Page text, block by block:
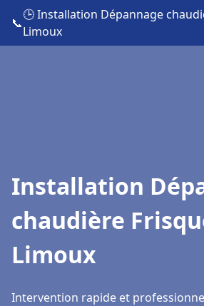
📞
🕒 Installation Dépannage
Limoux
Installation
chaudière
Limoux
Intervention rapide et